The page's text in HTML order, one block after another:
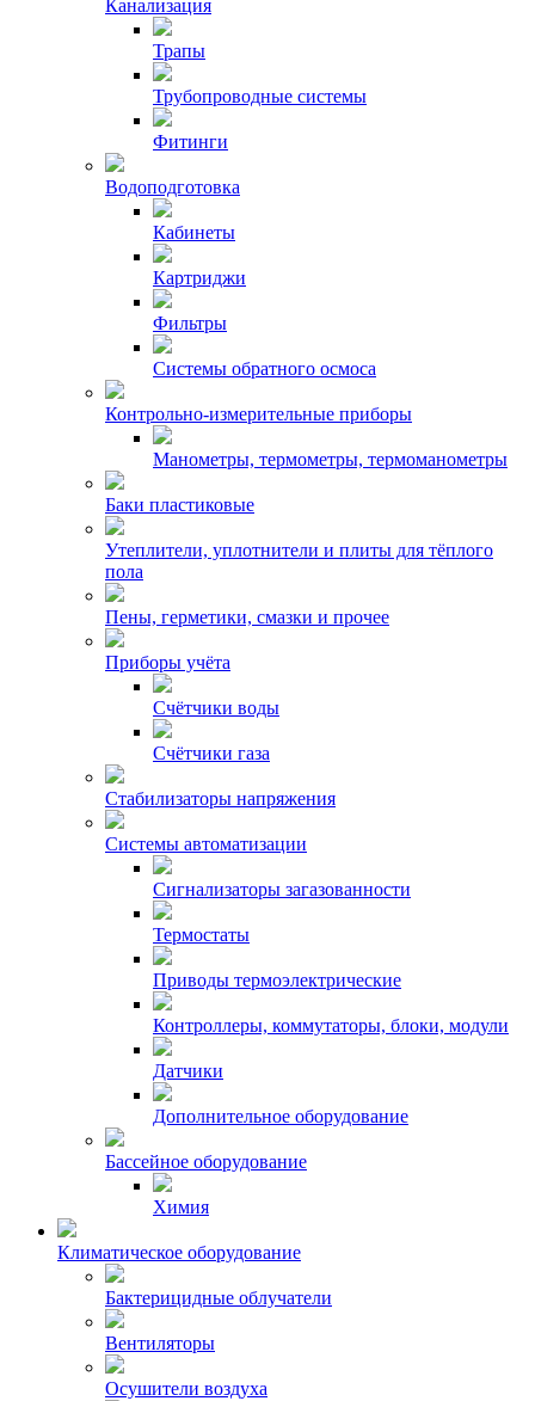
Канализация
Трапы
Трубопроводные системы
Фитинги
Водоподготовка
Кабинеты
Картриджи
Фильтры
Системы обратного осмоса
Контрольно-измерительные приборы
Манометры, термометры, термоманометры
Баки пластиковые
Утеплители, уплотнители и плиты для тёплого
пола
Пены, герметики, смазки и прочее
Приборы учёта
Счётчики воды
Счётчики газа
Стабилизаторы напряжения
Системы автоматизации
Сигнализаторы загазованности
Термостаты
Приводы термоэлектрические
Контроллеры, коммутаторы, блоки, модули
Датчики
Дополнительное оборудование
Бассейное оборудование
Химия
Климатическое оборудование
Бактерицидные облучатели
Вентиляторы
Осушители воздуха